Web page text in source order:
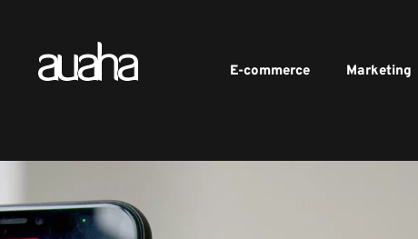
E-commerce Marketing